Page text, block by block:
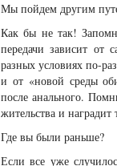
Мы пойдем другим
Как бы не так!
передачи зависит
разных условиях по-
и от «новой среды
после анального.
жительства и
Где вы были раньше?
Если все уже